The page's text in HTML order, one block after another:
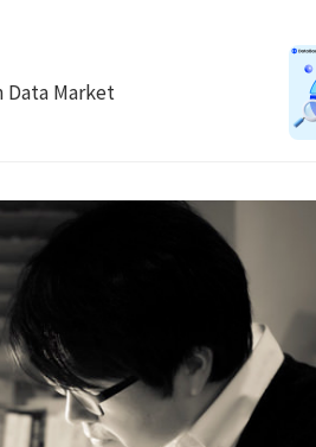
Data Market